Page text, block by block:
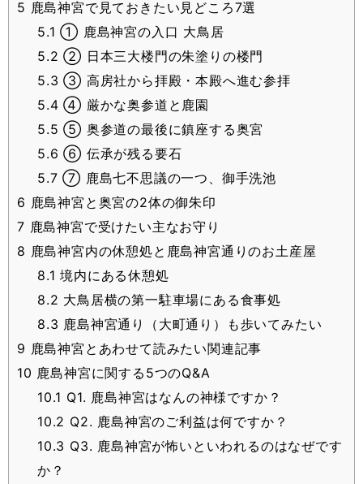
5 鹿島神宮で見ておきたい見どころ7選
5.1 ① 鹿島神宮の入口 大鳥居
5.2 ② 日本三大楼門の朱塗りの楼門
5.3 ③ 高房社から拝殿・本殿へ進む参拝
5.4 ④ 厳かな奥参道と鹿園
5.5 ⑤ 奥参道の最後に鎮座する奥宮
5.6 ⑥ 伝承が残る要石
5.7 ⑦ 鹿島七不思議の一つ、御手洗池
6 鹿島神宮と奥宮の2体の御朱印
7 鹿島神宮で受けたい主なお守り
8 鹿島神宮内の休憩処と鹿島神宮通りのお土産屋
8.1 境内にある休憩処
8.2 大鳥居横の第一駐車場にある食事処
8.3 鹿島神宮通り（大町通り）も歩いてみたい
9 鹿島神宮とあわせて読みたい関連記事
10 鹿島神宮に関する5つのQ&A
10.1 Q1. 鹿島神宮はなんの神様ですか？
10.2 Q2. 鹿島神宮のご利益は何ですか？
10.3 Q3. 鹿島神宮が怖いといわれるのはなぜです
か？